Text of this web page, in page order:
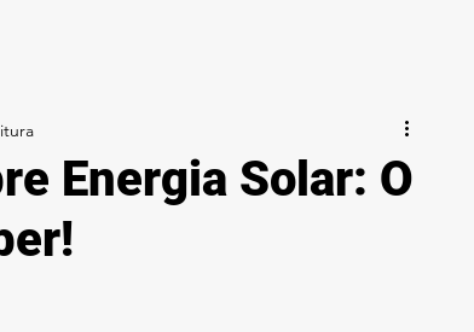
Energia Solar: O